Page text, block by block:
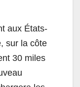
aux États-
sur la côte
30 miles